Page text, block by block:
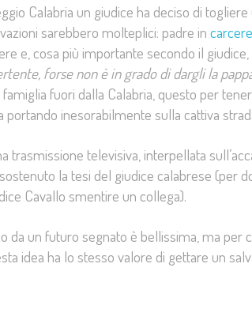
Calabria un giudice ha deciso di togliere
sarebbero molteplici: padre in carcere
e, cosa più importante secondo il
forse non è in grado di dargli la
famiglia fuori dalla Calabria, questo per
portando inesorabilmente sulla cattiva
trasmissione televisiva, interpellata
la tesi del giudice calabrese (per
Cavallo smentire un collega).
da un futuro segnato è bellissima, ma per
idea ha lo stesso valore di gettare un